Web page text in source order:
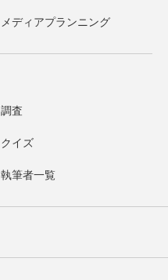
メディアプランニング
調査
クイズ
執筆者一覧